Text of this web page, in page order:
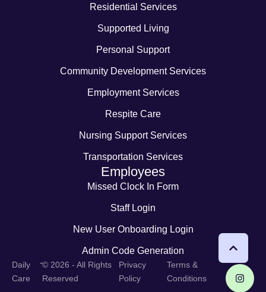
Residential Services
Supported Living
Personal Support
Community Development Services
Employment Services
Respite Care
Nursing Support Services
Transportation Services
Employees
Missed Clock In Form
Staff Login
New User Onboarding Login
Admin Code Generation
Daily
Care
-© 2026 - All Rights
Reserved
Privacy
Policy
Terms &
Conditions